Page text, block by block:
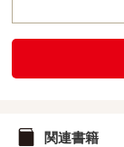
関連書籍